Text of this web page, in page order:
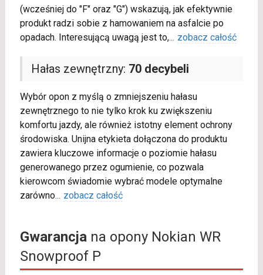
(wcześniej do "F" oraz "G") wskazują, jak efektywnie
produkt radzi sobie z hamowaniem na asfalcie po
opadach. Interesującą uwagą jest to,... zobacz całość
Hałas zewnętrzny: 70 decybeli
Wybór opon z myślą o zmniejszeniu hałasu
zewnętrznego to nie tylko krok ku zwiększeniu
komfortu jazdy, ale również istotny element ochrony
środowiska. Unijna etykieta dołączona do produktu
zawiera kluczowe informacje o poziomie hałasu
generowanego przez ogumienie, co pozwala
kierowcom świadomie wybrać modele optymalne
zarówno... zobacz całość
Gwarancjana opony Nokian WR
Snowproof P